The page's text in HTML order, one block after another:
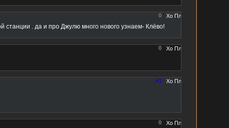
0
станции . да и про Джулю много нового узнаем- Клёво!
0
+1
0